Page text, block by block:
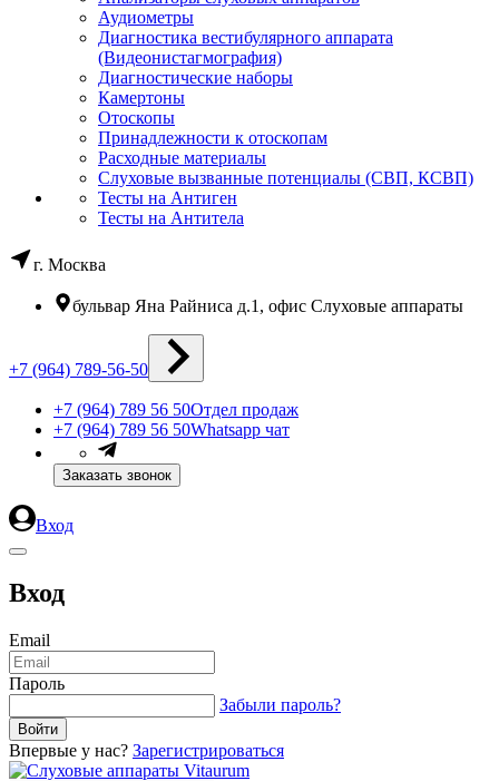
Аудиометры
Диагностика вестибулярного аппарата
(Видеонистагмография)
Диагностические наборы
Камертоны
Отоскопы
Принадлежности к отоскопам
Расходные материалы
Слуховые вызванные потенциалы (СВП, КСВП)
Тесты на Антиген
Тесты на Антитела
г. Москва
бульвар Яна Райниса д.1, офис Слуховые аппараты
+7 (964) 789-56-50
+7 (964) 789 56 50Отдел продаж
+7 (964) 789 56 50Whatsapp чат
Заказать звонок
Вход
Вход
Email
Пароль
Забыли пароль?
Впервые у нас? Зарегистрироваться